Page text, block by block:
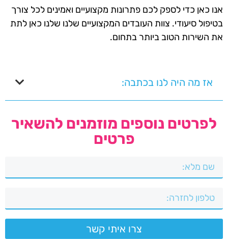
אנו כאן כדי לספק לכם פתרונות מקצועיים ואמינים לכל צורך
בטיפול סיעודי. צוות העובדים המקצועיים שלנו שלנו כאן לתת
את השירות הטוב ביותר בתחום.
אז מה היה לנו בכתבה:
לפרטים נוספים מוזמנים להשאיר
פרטים
צרו איתי קשר